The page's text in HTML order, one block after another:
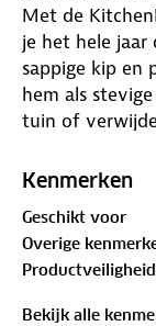
Met de
je het hele jaar
sappige kip en
hem als
tuin of
krachtige
voor gebruik.
cm biedt
en rechts een
grillresultaten.
Kenmerken
Geschikt voor
Overige
Productveiligheid
Bekijk alle